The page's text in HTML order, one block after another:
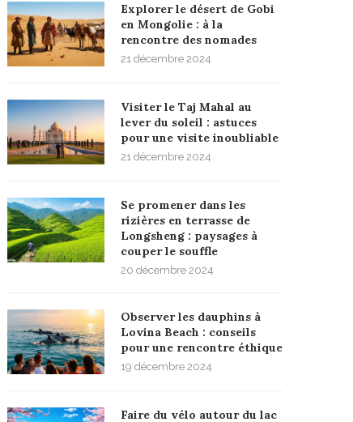
Explorer le désert de Gobi
en Mongolie : à la
rencontre des nomades
21 décembre 2024
Visiter le Taj Mahal au
lever du soleil : astuces
pour une visite inoubliable
21 décembre 2024
Se promener dans les
rizières en terrasse de
Longsheng : paysages à
couper le souffle
20 décembre 2024
Observer les dauphins à
Lovina Beach : conseils
pour une rencontre éthique
19 décembre 2024
Faire du vélo autour du lac